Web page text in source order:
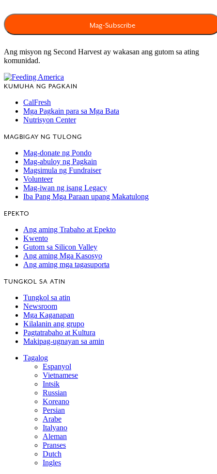
Ang misyon ng Second Harvest ay wakasan ang gutom sa ating
komunidad.
KUMUHA NG PAGKAIN
CalFresh
Mga Pagkain para sa Mga Bata
Nutrisyon Center
MAGBIGAY NG TULONG
Mag-donate ng Pondo
Mag-abuloy ng Pagkain
Magsimula ng Fundraiser
Volunteer
Mag-iwan ng isang Legacy
Iba Pang Mga Paraan upang Makatulong
EPEKTO
Ang aming Trabaho at Epekto
Kwento
Gutom sa Silicon Valley
Ang aming Mga Kasosyo
Ang aming mga tagasuporta
TUNGKOL SA ATIN
Tungkol sa atin
Newsroom
Mga Kaganapan
Kilalanin ang grupo
Pagtatrabaho at Kultura
Makipag-ugnayan sa amin
Tagalog
Espanyol
Vietnamese
Intsik
Russian
Koreano
Persian
Arabe
Italyano
Aleman
Pranses
Dutch
Ingles